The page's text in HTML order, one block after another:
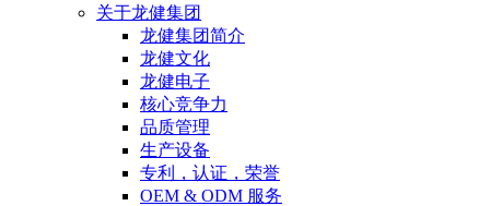
关于龙健集团
龙健集团简介
龙健文化
龙健电子
核心竞争力
品质管理
生产设备
专利，认证，荣誉
OEM & ODM 服务